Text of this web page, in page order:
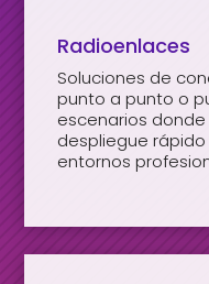
Radioenlaces
Soluciones de
punto a punto o
escenarios
despliegue
entornos